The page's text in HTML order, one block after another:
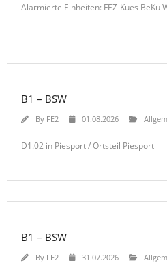
Alarmierte Einheiten: FEZ-Kues BeKu
B1 – BSW
By FE2 01.08.2026
D1.02 in Piesport / Ortsteil Piesport
B1 – BSW
By FE2 31.07.2026